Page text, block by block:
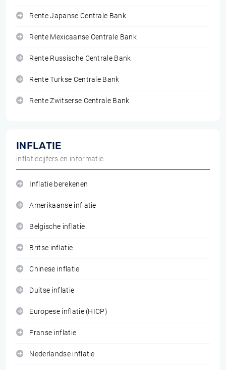
Rente Japanse Centrale Bank
Rente Mexicaanse Centrale Bank
Rente Russische Centrale Bank
Rente Turkse Centrale Bank
Rente Zwitserse Centrale Bank
INFLATIE
inflatiecijfers en informatie
Inflatie berekenen
Amerikaanse inflatie
Belgische inflatie
Britse inflatie
Chinese inflatie
Duitse inflatie
Europese inflatie (HICP)
Franse inflatie
Nederlandse inflatie